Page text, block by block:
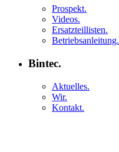
Prospekt.
Videos.
Ersatzteillisten.
Betriebsanleitung.
Bintec.
Aktuelles.
Wir.
Kontakt.